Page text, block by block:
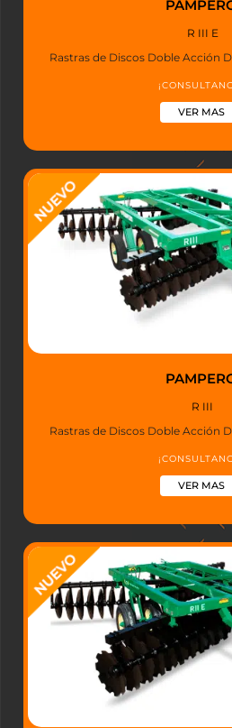
R III E
Rastras de Discos Doble Acción
VER MAS
R III
Rastras de Discos Doble Acción
VER MAS